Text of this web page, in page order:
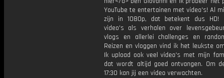
YouTube te entertainen met video's! Al
zijn in 1080p, dat betekent dus HD!
video's als verhalen over
vlogs en allerlei challenges en
Reizen en vloggen vind ik het leukste
Ik upload ook veel video's met mijn
dat wordt altijd goed ontvangen. Om
17:30 kan jij een video verwachten.